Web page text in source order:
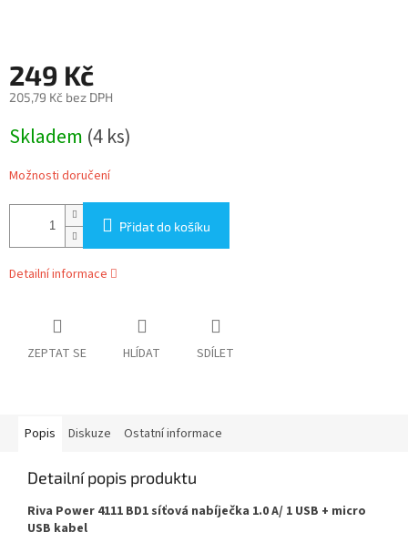
249 Kč
205,79 Kč bez DPH
cena:
Skladem (4 ks)
Možnosti doručení
Přidat do košíku
Detailní informace
ZEPTAT SE HLÍDAT SDÍLET
Popis Diskuze Ostatní informace
Detailní popis produktu
Riva Power 4111 BD1 síťová nabíječka 1.0 A/ 1 USB + micro
USB kabel